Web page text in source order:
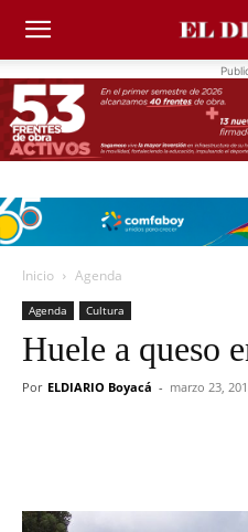
Inicio Agenda
Agenda Cultura
Huele a queso
Por ELDIARIO Boyacá - marzo 23,